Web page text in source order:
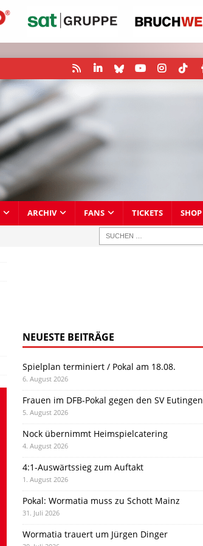
ARCHIV FANS TICKETS SHOP
NEUESTE BEITRÄGE
Spielplan terminiert / Pokal am 18.08.
6. August 2026
Frauen im DFB-Pokal gegen den SV Eutingen
5. August 2026
Nock übernimmt Heimspielcatering
4. August 2026
4:1-Auswärtssieg zum Auftakt
1. August 2026
Pokal: Wormatia muss zu Schott Mainz
31. Juli 2026
Wormatia trauert um Jürgen Dinger